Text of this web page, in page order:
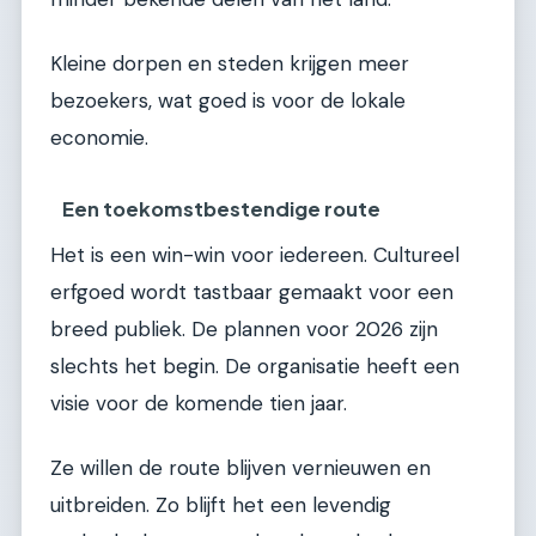
Kleine dorpen en steden krijgen meer
bezoekers, wat goed is voor de lokale
economie.
Een toekomstbestendige route
Het is een win-win voor iedereen. Cultureel
erfgoed wordt tastbaar gemaakt voor een
breed publiek. De plannen voor 2026 zijn
slechts het begin. De organisatie heeft een
visie voor de komende tien jaar.
Ze willen de route blijven vernieuwen en
uitbreiden. Zo blijft het een levendig